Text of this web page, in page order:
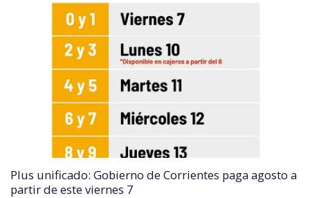
Plus unificado: Gobierno de Corrientes paga agosto a
partir de este viernes 7